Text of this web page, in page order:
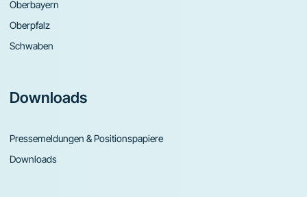
Oberbayern
Oberpfalz
Schwaben
Downloads
Pressemeldungen & Positionspapiere
Downloads